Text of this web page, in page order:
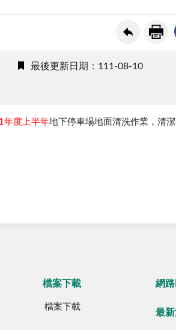
最後更新日期：111-08-10
年度上半年地下停車場地面清洗作業，清
檔案下載
檔案下載
網路
最